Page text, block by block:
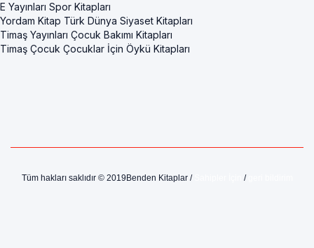
E Yayınları Spor Kitapları
Yordam Kitap Türk Dünya Siyaset Kitapları
Timaş Yayınları Çocuk Bakımı Kitapları
Timaş Çocuk Çocuklar İçin Öykü Kitapları
Tüm hakları saklıdır © 2019Benden Kitaplar / /